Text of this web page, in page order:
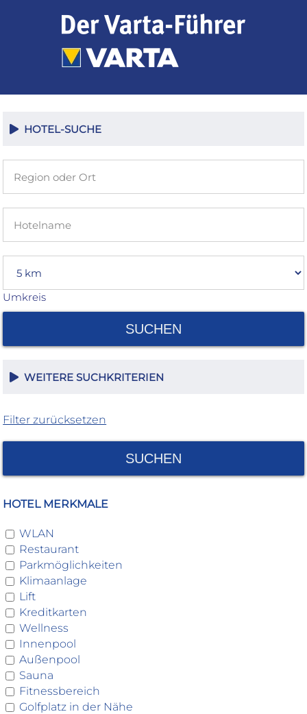
HOTEL-SUCHE
Umkreis
SUCHEN
WEITERE SUCHKRITERIEN
Filter zurücksetzen
SUCHEN
HOTEL MERKMALE
WLAN
Restaurant
Parkmöglichkeiten
Klimaanlage
Lift
Kreditkarten
Wellness
Innenpool
Außenpool
Sauna
Fitnessbereich
Golfplatz in der Nähe